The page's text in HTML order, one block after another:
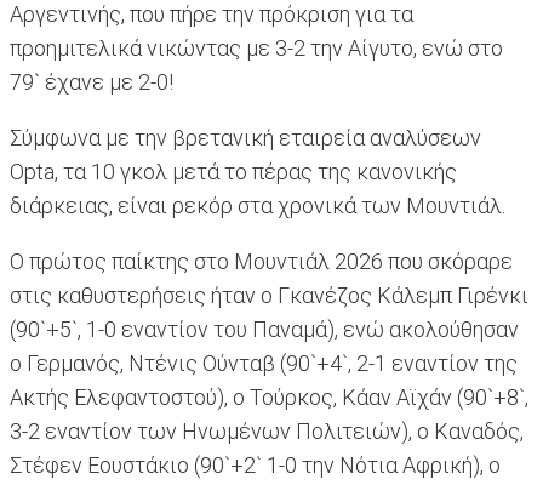
Αργεντινής, που πήρε την πρόκριση για τα
προημιτελικά νικώντας με 3-2 την Αίγυτο, ενώ στο
79` έχανε με 2-0!
Σύμφωνα με την βρετανική εταιρεία αναλύσεων
Opta, τα 10 γκολ μετά το πέρας της κανονικής
διάρκειας, είναι ρεκόρ στα χρονικά των Μουντιάλ.
Ο πρώτος παίκτης στο Μουντιάλ 2026 που σκόραρε
στις καθυστερήσεις ήταν ο Γκανέζος Κάλεμπ Γιρένκι
(90`+5`, 1-0 εναντίον του Παναμά), ενώ ακολούθησαν
ο Γερμανός, Ντένις Ούνταβ (90`+4`, 2-1 εναντίον της
Ακτής Ελεφαντοστού), ο Τούρκος, Κάαν Αϊχάν (90`+8`,
3-2 εναντίον των Ηνωμένων Πολιτειών), ο Καναδός,
Στέφεν Εουστάκιο (90`+2` 1-0 την Νότια Αφρική), ο